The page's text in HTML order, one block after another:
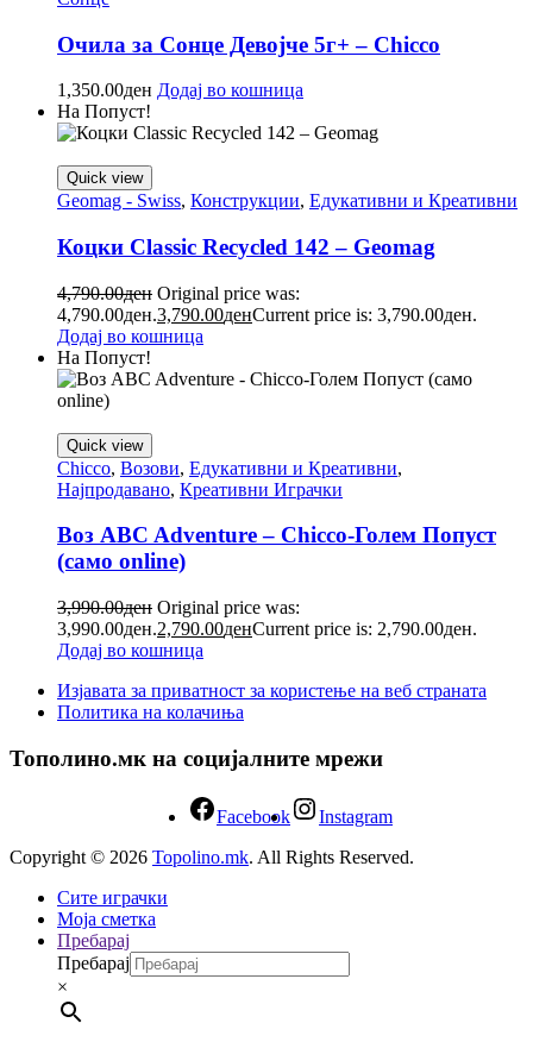
Очила за Сонце Девојче 5г+ – Chicco
1,350.00ден Додај во кошница
На Попуст!
Quick view
Geomag - Swiss, Конструкции, Едукативни и Креативни
Коцки Classic Recycled 142 – Geomag
4,790.00ден Original price was:
4,790.00ден.3,790.00денCurrent price is: 3,790.00ден.
Додај во кошница
На Попуст!
Quick view
Chicco, Возови, Едукативни и Креативни,
Најпродавано, Креативни Играчки
Воз ABC Adventure – Chicco-Голем Попуст
(само online)
3,990.00ден Original price was:
3,990.00ден.2,790.00денCurrent price is: 2,790.00ден.
Додај во кошница
Изјавата за приватност за користење на веб страната
Политика на колачиња
Тополино.мк на социјалните мрежи
Facebook
Instagram
Copyright © 2026 Topolino.mk. All Rights Reserved.
Сите играчки
Моја сметка
Пребарај
Пребарај
×